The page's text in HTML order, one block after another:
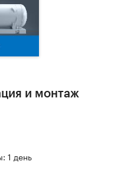
и монтаж
1 день